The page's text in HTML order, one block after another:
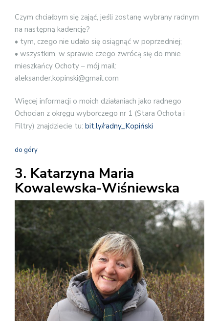
Czym chciałbym się zająć, jeśli zostanę wybrany radnym
na następną kadencję?
• tym, czego nie udało się osiągnąć w poprzedniej;
• wszystkim, w sprawie czego zwrócą się do mnie
mieszkańcy Ochoty – mój mail:
aleksander.kopinski@gmail.com
Więcej informacji o moich działaniach jako radnego
Ochocian z okręgu wyborczego nr 1 (Stara Ochota i
Filtry) znajdziecie tu: bit.ly/radny_Kopiński
do góry
3. Katarzyna Maria
Kowalewska-Wiśniewska